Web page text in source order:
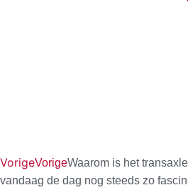
VorigeVorigeWaarom is het
vandaag de dag nog steeds zo